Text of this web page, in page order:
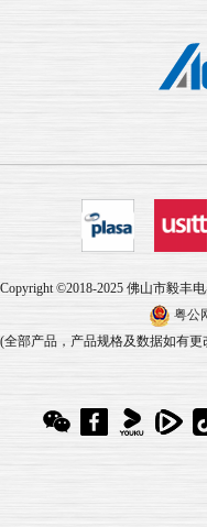
Copyright ©2018-2025 佛山市毅丰
粤公
(全部产品，产品规格及数据如有